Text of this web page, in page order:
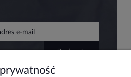
zapisz się